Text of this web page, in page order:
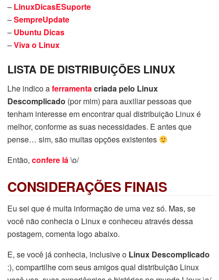
– LinuxDicasESuporte
–SempreUpdate
– Ubuntu Dicas
–Viva o Linux
LISTA DE DISTRIBUIÇÕES LINUX
Lhe indico aferramentacriada pelo Linux
Descomplicado (por mim) para auxiliar pessoas que
tenham interesse em encontrar qual distribuição Linux é
melhor, conforme as suas necessidades. E antes que
pense… sim, são muitas opções existentes
Então, confere lá\o/
CONSIDERAÇÕES FINAIS
Eu sei que é muita informação de uma vez só. Mas, se
você não conhecia o Linux e conheceu através dessa
postagem, comenta logo abaixo.
E, se você já conhecia, inclusive o Linux Descomplicado
:), compartilhe com seus amigos qual distribuição Linux